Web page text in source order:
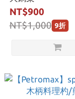
NT$900
NT$1,000 9折